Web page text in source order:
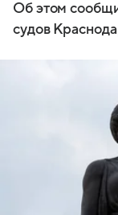
Об этом
судов